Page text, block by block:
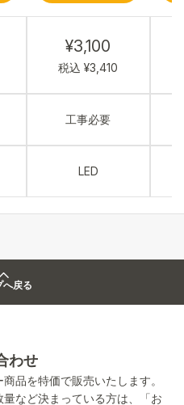
¥3,100
税込 ¥3,410
工事必要
LED
へ戻る
わせ
品を特価で販売いたします。
など決まっている方は、「お